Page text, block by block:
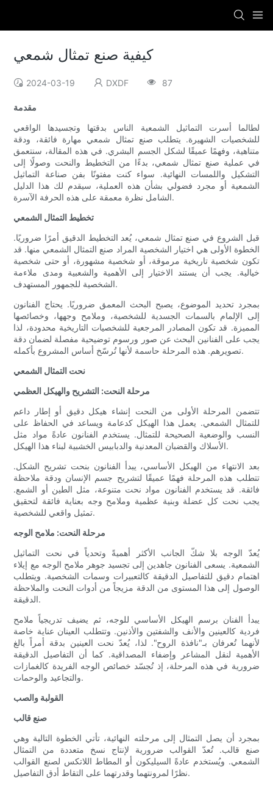
كيفية صنع تمثال شمعي
2024-03-19 DXDF 87
مقدمة
لطالما أسرت التماثيل الشمعية الناس بدقتها وتجسيدها الواقعي
للشخصيات الشهيرة. يتطلب صنع تمثال شمعي مهارة فائقة، ودقة
متناهية، وفهمًا عميقًا لشكل الجسم البشري. في هذه المقالة، سنتعمق
في عملية صنع تمثال شمعي، بدءًا من التخطيط والنحت وصولًا إلى
التشكيل واللمسات النهائية. سواء كنت مفتونًا بفن صناعة التماثيل
الشمعية أو مجرد فضولي بشأن هذه العملية، سيقدم لك هذا الدليل
الشامل نظرة معمقة على هذه الحرفة الآسرة.
تخطيط التمثال الشمعي
قبل الشروع في صنع تمثال شمعي، يُعد التخطيط الدقيق أمرًا ضروريًا.
الخطوة الأولى هي اختيار الشخصية المراد صنع التمثال الشمعي منها. قد
تكون شخصية تاريخية مرموقة، أو شخصية مشهورة، أو حتى شخصية
خيالية. يجب أن يستند الاختيار إلى الأهمية والشعبية ومدى ملاءمة
الشخصية للجمهور المستهدف.
بمجرد تحديد الموضوع، يصبح البحث المعمق ضروريًا. يحتاج الفنانون
إلى الإلمام بالسمات الجسدية للشخصية، وملامح وجهها، وخصائصها
المميزة. قد تكون المصادر المرجعية للشخصيات التاريخية محدودة، لذا
يجب على الفنانين البحث عن صور ورسوم توضيحية مفصلة لضمان دقة
تصويرهم. هذه المرحلة حاسمة لأنها تُرسّخ أساس المشروع بأكمله.
نحت التمثال الشمعي
مرحلة النحت: التشريح والهيكل العظمي
تتضمن المرحلة الأولى من النحت إنشاء هيكل دقيق أو إطار داعم
للتمثال الشمعي. يعمل هذا الهيكل كدعامة ويساعد في الحفاظ على
النسب والوضعية الصحيحة للتمثال. يستخدم الفنانون عادةً مواد مثل
الأسلاك والقضبان المعدنية والدبابيس الخشبية لبناء هذا الهيكل.
بعد الانتهاء من الهيكل الأساسي، يبدأ الفنانون بنحت تشريح الشكل.
تتطلب هذه المرحلة فهمًا عميقًا لتشريح جسم الإنسان ودقة ملاحظة
فائقة. قد يستخدم الفنانون مواد نحت متنوعة، مثل الطين أو الشمع.
يجب نحت كل عضلة وبنية عظمية وملامح وجه بعناية فائقة لتحقيق
تمثيل واقعي للشخصية.
مرحلة النحت: ملامح الوجه
يُعدّ الوجه بلا شكّ الجانب الأكثر أهميةً وتحدياً في نحت التماثيل
الشمعية. يسعى الفنانون جاهدين إلى تجسيد جوهر ملامح الوجه مع إيلاء
اهتمام دقيق للتفاصيل الدقيقة كالتعبيرات وسمات الشخصية. ويتطلب
الوصول إلى هذا المستوى من الدقة مزيجاً من أدوات النحت والملاحظة
الدقيقة.
يبدأ الفنان برسم الهيكل الأساسي للوجه، ثم يضيف تدريجياً ملامح
فردية كالعينين والأنف والشفتين والأذنين. وتتطلب العينان عناية خاصة
لأنهما تُعرفان بـ"نافذة الروح". لذا، يُعدّ نحت العينين بدقة أمراً بالغ
الأهمية لنقل المشاعر وإضفاء المصداقية. كما أن التفاصيل الدقيقة
ضرورية في هذه المرحلة، إذ تُجسّد خصائص الوجه الفريدة كالغمازات
والتجاعيد والوحمات.
القولبة والصب
صنع قالب
بمجرد أن يصل التمثال إلى مرحلته النهائية، تأتي الخطوة التالية وهي
صنع قالب. تُعدّ القوالب ضرورية لإنتاج نسخ متعددة من التمثال
الشمعي. ويُستخدم عادةً السيليكون أو المطاط اللاتكس لصنع القوالب
نظرًا لمرونتهما وقدرتهما على التقاط أدق التفاصيل.